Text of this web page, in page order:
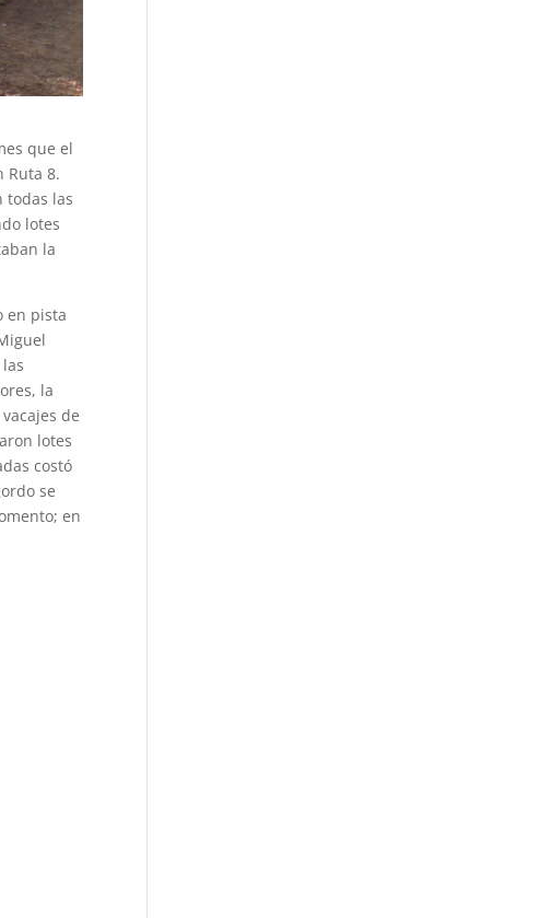
que el
Ruta 8.
todas las
lotes
la
en pista
la
de
lotes
costó
se
en